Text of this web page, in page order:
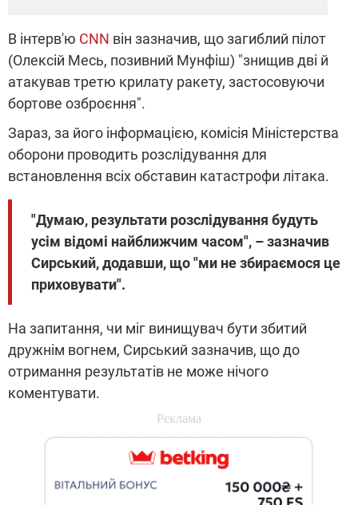
В інтерв'ю CNN він зазначив, що загиблий пілот
(Олексій Месь, позивний Мунфіш) "знищив дві й
атакував третю крилату ракету, застосовуючи
бортове озброєння".
Зараз, за його інформацією, комісія Міністерства
оборони проводить розслідування для
встановлення всіх обставин катастрофи літака.
"Думаю, результати розслідування будуть
усім відомі найближчим часом", – зазначив
Сирський, додавши, що "ми не збираємося це
приховувати".
На запитання, чи міг винищувач бути збитий
дружнім вогнем, Сирський зазначив, що до
отримання результатів не може нічого
коментувати.